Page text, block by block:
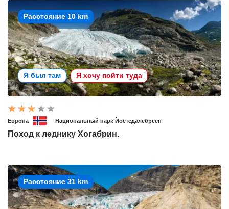
Расстояние 10 km
Я был там Я хочу пойти туда
Европа Национальный парк Йостедалсбреен
Поход к леднику Хогабрин.
Расстояние 31 km